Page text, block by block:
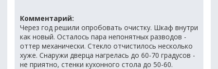
Комментарий:
Через год решили опробовать очистку. Шкаф внутри
как новый. Осталось пара непонятных разводов -
оттер механически. Стекло отчистилось несколько
хуже. Снаружи дверца нагрелась до 60-70 градусов -
не приятно, стенки кухонного стола до 50-60.